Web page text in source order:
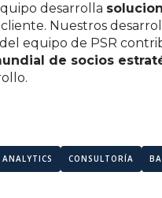
desarrolla
Nuestros
equipo de PSR
de socios
ANALYTICS CONSULTORÍA